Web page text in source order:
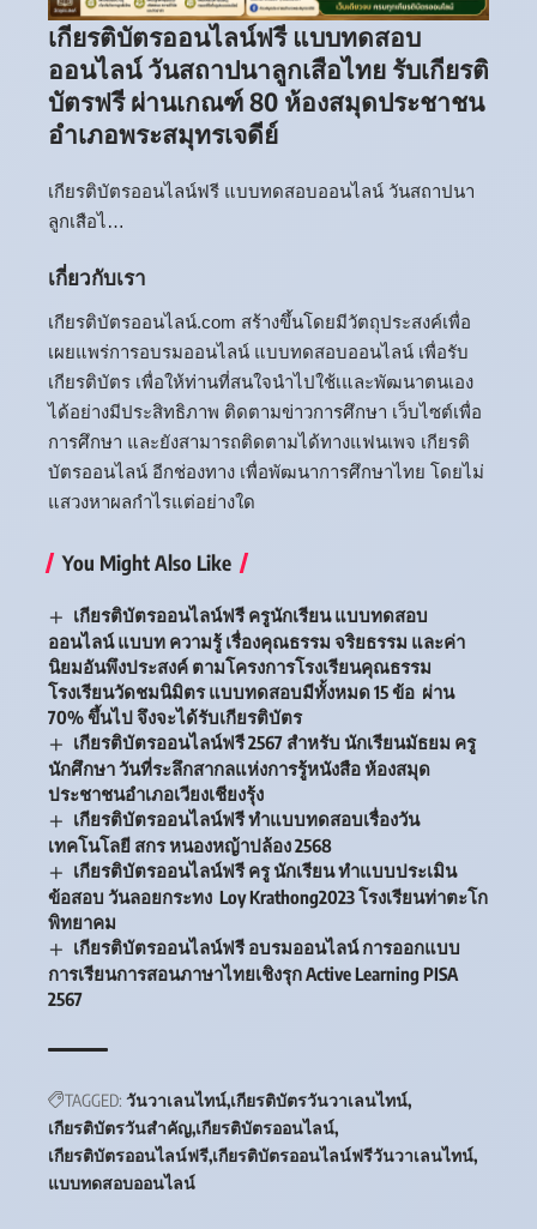
เกียรติบัตรออนไลน์ฟรี แบบทดสอบ
ออนไลน์ วันสถาปนาลูกเสือไทย รับเกียรติ
บัตรฟรี ผ่านเกณฑ์ 80 ห้องสมุดประชาชน
อำเภอพระสมุทรเจดีย์
เกียรติบัตรออนไลน์ฟรี แบบทดสอบออนไลน์ วันสถาปนา
ลูกเสือไ…
เกี่ยวกับเรา
เกียรติบัตรออนไลน์.com สร้างขึ้นโดยมีวัตถุประสงค์เพื่อ
เผยแพร่การอบรมออนไลน์ แบบทดสอบออนไลน์ เพื่อรับ
เกียรติบัตร เพื่อให้ท่านที่สนใจนำไปใช้เและพัฒนาตนเอง
ได้อย่างมีประสิทธิภาพ ติดตามข่าวการศึกษา เว็บไซต์เพื่อ
การศึกษา และยังสามารถติดตามได้ทางแฟนเพจ เกียรติ
บัตรออนไลน์ อีกช่องทาง เพื่อพัฒนาการศึกษาไทย โดยไม่
แสวงหาผลกำไรแต่อย่างใด
You Might Also Like
เกียรติบัตรออนไลน์ฟรี ครูนักเรียน แบบทดสอบ
ออนไลน์ แบบท ความรู้ เรื่องคุณธรรม จริยธรรม และค่า
นิยมอันพึงประสงค์ ตามโครงการโรงเรียนคุณธรรม
โรงเรียนวัดชมนิมิตร แบบทดสอบมีทั้งหมด 15 ข้อ ผ่าน
70% ขึ้นไป จึงจะได้รับเกียรติบัตร
เกียรติบัตรออนไลน์ฟรี 2567 สำหรับ นักเรียนมัธยม ครู
นักศึกษา วันที่ระลึกสากลแห่งการรู้หนังสือ ห้องสมุด
ประชาชนอำเภอเวียงเชียงรุ้ง
เกียรติบัตรออนไลน์ฟรี ทำแบบทดสอบเรื่องวัน
เทคโนโลยี สกร หนองหญ้าปล้อง 2568
เกียรติบัตรออนไลน์ฟรี ครู นักเรียน ทำแบบประเมิน
ข้อสอบ วันลอยกระทง Loy Krathong2023 โรงเรียนท่าตะโก
พิทยาคม
เกียรติบัตรออนไลน์ฟรี อบรมออนไลน์ การออกแบบ
การเรียนการสอนภาษาไทยเชิงรุก Active Learning PISA
2567
TAGGED: วันวาเลนไทน์ เกียรติบัตรวันวาเลนไทน์
เกียรติบัตรวันสำคัญ เกียรติบัตรออนไลน์
เกียรติบัตรออนไลน์ฟรี เกียรติบัตรออนไลน์ฟรีวันวาเลนไทน์
แบบทดสอบออนไลน์